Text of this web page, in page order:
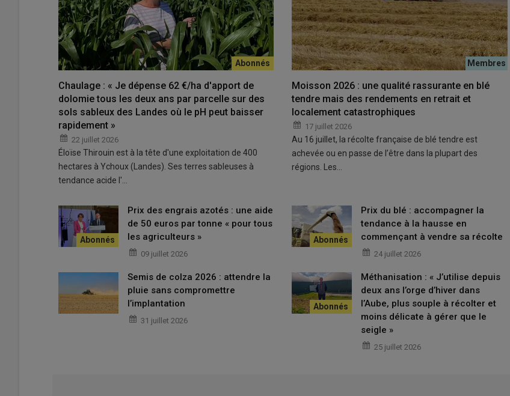
À l’automne, nous désherbons les colzas à laherse étrille
, trois semaines après le semis au stade 2-4 feuilles, puis
nous les binons à 45 cm d’écartement, une semaine après. C’est la seule culture que nous désherbons à l’automne, car
nos sols de limons battants ne nous permettent pas d’intervenir sur nos blés semés en novembre. Ils sont binés au
printemps, à 25 cm d’écartement, le semis ayant été raisonné pour cela au préalable. Nos deuxbineusessont
équipées de caméras, pour mieux détecter les cultures et gagner en précision. Nous avons investi dans des outils
performants, car nous binons une grande majorité de nos cultures au printemps. Et si des ray-grass échappent à la
bineuse, et viennent à dépasser le blé en mai ou juin, nous réalisons unécimage, pour éviter le retour au sol de
leurs graines. »
Ferme de Montechor, 187 ha de SAU en bio, en blé d’hiver, colza, orge de printemps, mélange blé de printemps/blé dur,
mélange triticale/pois, blé semence, orge semence, maïs grain, tournesol, fèverole de printemps, lin et chanvre textile,
pois de conserve, chicorée, racine d’endive, potimarron.
Chaulage : « Je dépense 62 €/ha d'apport de
dolomie tous les deux ans par parcelle sur des
sols sableux des Landes où le pH peut baisser
rapidement »
22 juillet 2026
Éloïse Thirouin est à la tête d'une exploitation de 400
hectares à Ychoux (Landes). Ses terres sableuses à
tendance acide l'…
Moisson 2026 : une qualité rassurante en blé
tendre mais des rendements en retrait et
localement catastrophiques
17 juillet 2026
Au 16 juillet, la récolte française de blé tendre est
achevée ou en passe de l’être dans la plupart des
régions. Les…
Prix des engrais azotés : une aide
de 50 euros par tonne « pour tous
les agriculteurs »
09 juillet 2026
Prix du blé : accompagner la
tendance à la hausse en
commençant à vendre sa récolte
24 juillet 2026
Semis de colza 2026 : attendre la
pluie sans compromettre
l’implantation
31 juillet 2026
Méthanisation : « J’utilise depuis
deux ans l’orge d’hiver dans
l’Aube, plus souple à récolter et
moins délicate à gérer que le
seigle »
25 juillet 2026